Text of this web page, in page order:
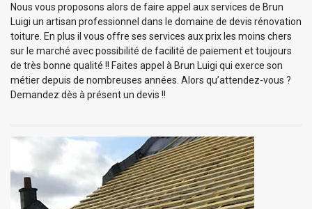
Nous vous proposons alors de faire appel aux services de Brun
Luigi un artisan professionnel dans le domaine de devis rénovation
toiture. En plus il vous offre ses services aux prix les moins chers
sur le marché avec possibilité de facilité de paiement et toujours
de très bonne qualité !! Faites appel à Brun Luigi qui exerce son
métier depuis de nombreuses années. Alors qu’attendez-vous ?
Demandez dès à présent un devis !!